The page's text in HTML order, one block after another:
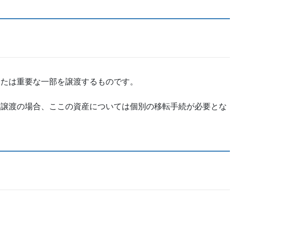
は重要な一部を譲渡するものです。
渡の場合、ここの資産については個別の移転手続が必要とな